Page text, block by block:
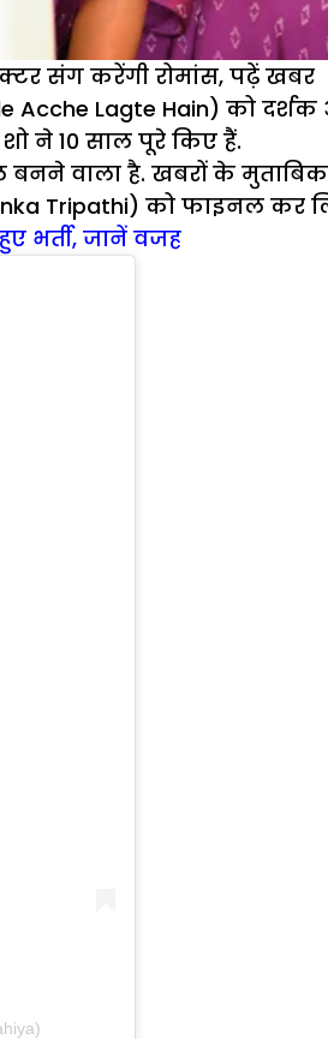
संग करेंगी रोमांस, पढ़ें खबर
Lagte Hain) को दर्शक
ने 10 साल पूरे किए हैं.
वाला है. खबरों के
Tripathi) को फाइनल कर
भर्ती, जानें वजह